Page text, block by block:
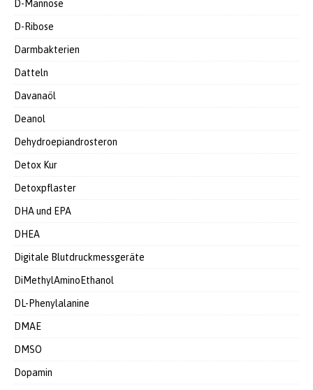
D-Mannose
D-Ribose
Darmbakterien
Datteln
Davanaöl
Deanol
Dehydroepiandrosteron
Detox Kur
Detoxpflaster
DHA und EPA
DHEA
Digitale Blutdruckmessgeräte
DiMethylAminoEthanol
DL-Phenylalanine
DMAE
DMSO
Dopamin